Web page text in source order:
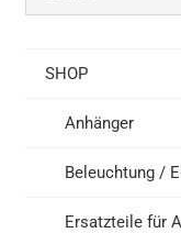
SHOP
Anhänger
Beleuchtung /
Ersatzteile für